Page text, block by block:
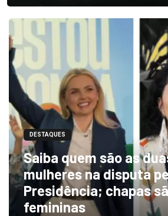
DESTAQUES
Saiba quem são as
mulheres na disputa
Presidência; chapas
femininas